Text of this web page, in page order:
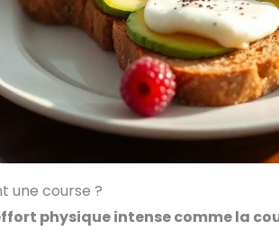
une course ?
physique intense comme la